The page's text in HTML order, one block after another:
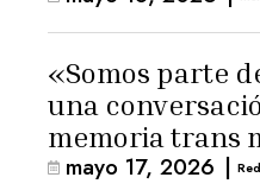
«Somos parte
una
memoria trans
mayo 17, 2026 |